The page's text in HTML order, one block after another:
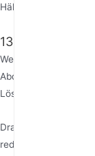
Hälfte aller
13.
Wenn die optimierte
Lösungen zur
Drahtlose Repeater/
reduzieren die